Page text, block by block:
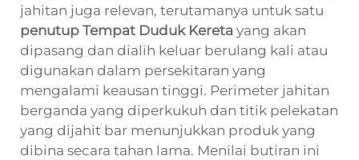
jahitan juga relevan, terutamanya untuk satu
penutup Tempat Duduk Kereta yang akan
dipasang dan dialih keluar berulang kali atau
digunakan dalam persekitaran yang
mengalami keausan tinggi. Perimeter jahitan
berganda yang diperkukuh dan titik pelekatan
yang dijahit bar menunjukkan produk yang
dibina secara tahan lama. Menilai butiran ini